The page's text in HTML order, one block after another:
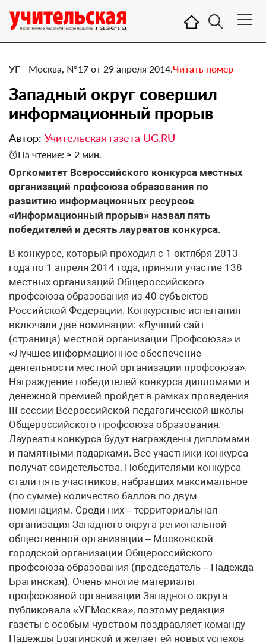
УГ - Москва, №17 от 29 апреля 2014.Читать номер
Западный округ совершил
информационный прорыв
Автор: Учительская газета UG.RU
На чтение: ≈ 2 мин.
​Оргкомитет Всероссийского конкурса местных
организаций профсоюза образования по
развитию информационных ресурсов
«Информационный прорыв» назвал пять
победителей и десять лауреатов конкурса.
В конкурсе, который проходил с 1 октября 2013
года по 1 апреля 2014 года, приняли участие 138
местных организаций Общероссийского
профсоюза образования из 40 субъектов
Российской Федерации. Конкурсные испытания
включали две номинации: «Лучший сайт
(страница) местной организации Профсоюза» и
«Лучшее информационное обеспечение
деятельности местной организации профсоюза».
Награждение победителей конкурса дипломами и
денежной премией пройдет в рамках проведения
III сессии Всероссийской педагогической школы
Общероссийского профсоюза образования.
Лауреаты конкурса будут награждены дипломами
и памятными подарками. Все участники конкурса
получат свидетельства. Победителями конкурса
стали пять участников, набравших максимальное
(по сумме) количество баллов по двум
номинациям. Среди них – территориальная
организация Западного округа региональной
общественной организации – Московской
городской организации Общероссийского
профсоюза образования (председатель – Надежда
Брагинская). Очень многие материалы
профсоюзной организации Западного округа
публиковала «УГ-Москва», поэтому редакция
газеты с особым чувством поздравляет команду
Надежды Брагинской и желает ей новых успехов